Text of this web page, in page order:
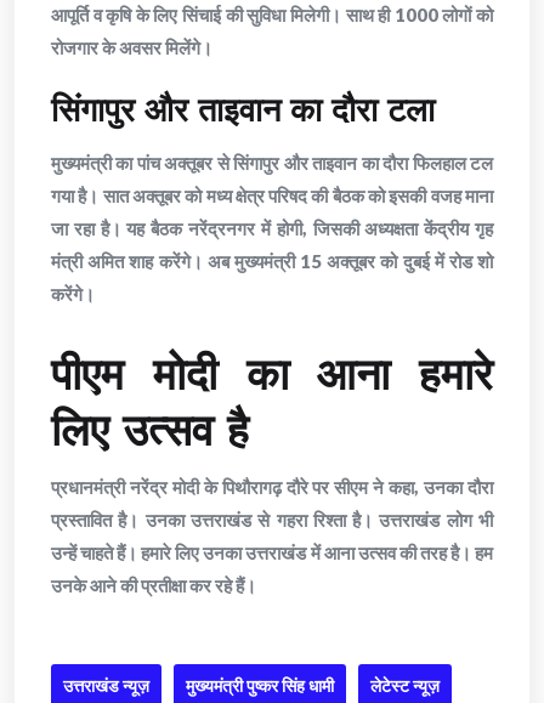
आपूर्ति व कृषि के लिए सिंचाई की सुविधा मिलेगी। साथ ही 1000 लोगों को
रोजगार के अवसर मिलेंगे।
सिंगापुर और ताइवान का दौरा टला
मुख्यमंत्री का पांच अक्तूबर से सिंगापुर और ताइवान का दौरा फिलहाल टल
गया है। सात अक्तूबर को मध्य क्षेत्र परिषद की बैठक को इसकी वजह माना
जा रहा है। यह बैठक नरेंद्रनगर में होगी, जिसकी अध्यक्षता केंद्रीय गृह
मंत्री अमित शाह करेंगे। अब मुख्यमंत्री 15 अक्तूबर को दुबई में रोड शो
करेंगे।
पीएम मोदी का आना हमारे
लिए उत्सव है
प्रधानमंत्री नरेंद्र मोदी के पिथौरागढ़ दौरे पर सीएम ने कहा, उनका दौरा
प्रस्तावित है। उनका उत्तराखंड से गहरा रिश्ता है। उत्तराखंड लोग भी
उन्हें चाहते हैं। हमारे लिए उनका उत्तराखंड में आना उत्सव की तरह है। हम
उनके आने की प्रतीक्षा कर रहे हैं।
उत्तराखंड न्यूज़ मुख्यमंत्री पुष्कर सिंह धामी लेटेस्ट न्यूज़